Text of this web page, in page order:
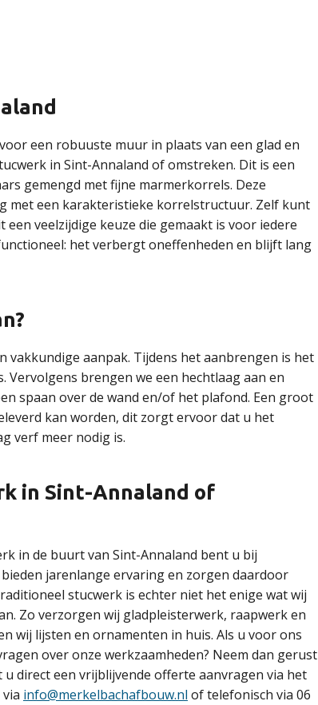
een robuuste muur in plaats van een glad en
in Sint-Annaland of omstreken. Dit is een
gemengd met fijne marmerkorrels. Deze
met een karakteristieke korrelstructuur. Zelf kunt
veelzijdige keuze die gemaakt is voor iedere
het verbergt oneffenheden en blijft lang
vakkundige aanpak. Tijdens het aanbrengen is het
brengen we een hechtlaag aan en
spaan over de wand en/of het plafond. Een groot
kan worden, dit zorgt ervoor dat u het
verf meer nodig is.
in Sint-Annaland of
in de buurt van Sint-Annaland bent u bij
jarenlange ervaring en zorgen daardoor
stucwerk is echter niet het enige wat wij
Zo verzorgen wij gladpleisterwerk, raapwerk en
wij lijsten en ornamenten in huis. Als u voor ons
over onze werkzaamheden? Neem dan gerust
u direct een vrijblijvende offerte aanvragen via het
info@merkelbachafbouw.nl of telefonisch via 06